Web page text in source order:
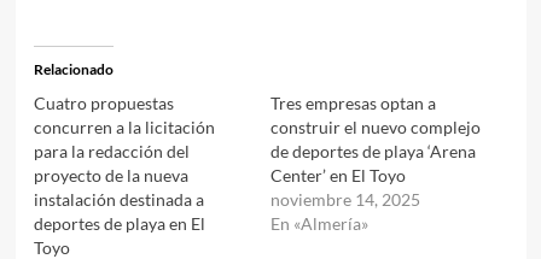
Relacionado
Cuatro propuestas
concurren a la licitación
para la redacción del
proyecto de la nueva
instalación destinada a
deportes de playa en El
Toyo
Tres empresas optan a
construir el nuevo complejo
de deportes de playa ‘Arena
Center’ en El Toyo
noviembre 14, 2025
En «Almería»